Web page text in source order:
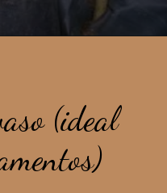
(ideal